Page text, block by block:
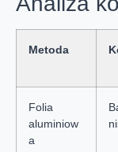
Metoda
Folia
aluminiow
a